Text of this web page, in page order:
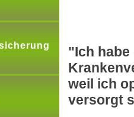
"Ich habe
weil ich
versorgt